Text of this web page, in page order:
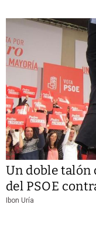
Un doble talón
del PSOE
Ibon Uría